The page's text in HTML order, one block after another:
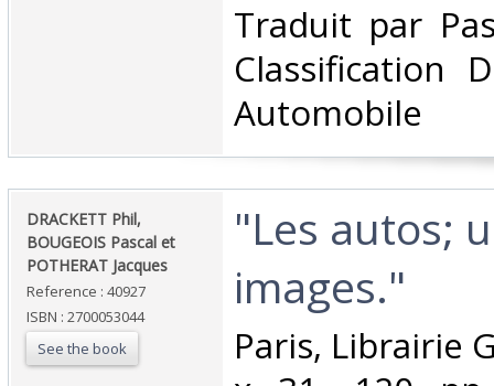
‎Traduit par
Classification
Automobile‎
‎DRACKETT Phil,
BOUGEOIS Pascal et
POTHERAT Jacques‎
Reference : 40927
ISBN : 2700053044
See the book
‎"Les autos;
images."‎
‎Paris, Librairie